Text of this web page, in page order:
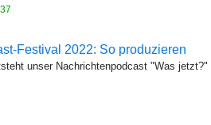
Festival 2022: So produzieren
unser Nachrichtenpodcast "Was